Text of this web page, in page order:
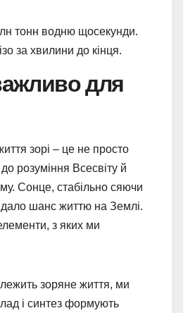
тонн водню щосекунди.
за хвилини до кінця.
для
зорі – це не просто
розуміння Всесвіту й
Сонце, стабільно сяючи
дало шанс життю на Землі.
з яких ми
зоряне життя, ми
і синтез формують